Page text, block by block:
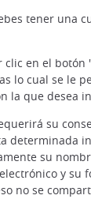
tener una
en el botón
lo cual se le
la que desea
su
determinada
su
y su
no se